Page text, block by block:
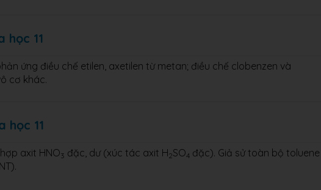
học 11
ứng điều chế etilen, axetilen từ metan; điều chế clobenzen và
cơ khác.
học 11
axit HNO3 đặc, dư (xúc tác axit H2SO4 đặc). Giả sử toàn bộ toluene